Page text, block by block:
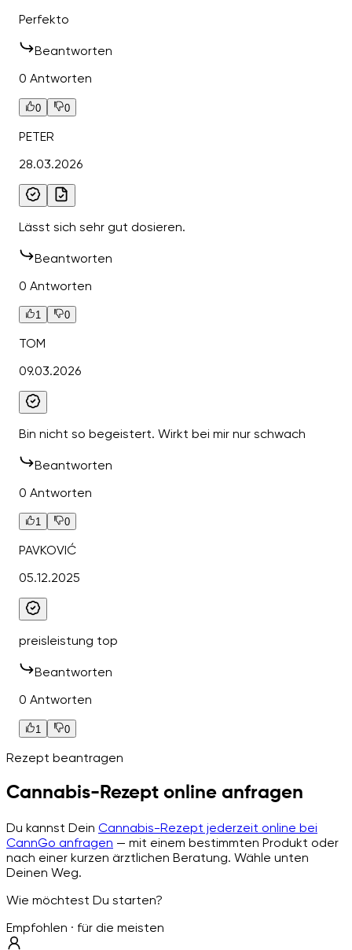
Perfekto
Beantworten
0 Antworten
0 0
PETER
28.03.2026
Lässt sich sehr gut dosieren.
Beantworten
0 Antworten
1 0
TOM
09.03.2026
Bin nicht so begeistert. Wirkt bei mir nur schwach
Beantworten
0 Antworten
1 0
PAVKOVIĆ
05.12.2025
preisleistung top
Beantworten
0 Antworten
1 0
Rezept beantragen
Cannabis-Rezept online anfragen
Du kannst Dein Cannabis-Rezept jederzeit online bei
CannGo anfragen — mit einem bestimmten Produkt oder
nach einer kurzen ärztlichen Beratung. Wähle unten
Deinen Weg.
Wie möchtest Du starten?
Empfohlen · für die meisten